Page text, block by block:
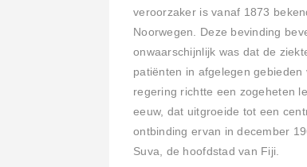
veroorzaker is vanaf 1873
Noorwegen. Deze bevinding
onwaarschijnlijk was dat de
patiënten in afgelegen
regering richtte een zogeheten
eeuw, dat uitgroeide tot een
ontbinding ervan in december
Suva, de hoofdstad van Fiji.